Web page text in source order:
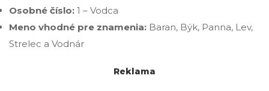
Osobné číslo: 1 – Vodca
Meno vhodné pre znamenia: Baran, Býk, Panna, Lev,
Strelec a Vodnár
Reklama